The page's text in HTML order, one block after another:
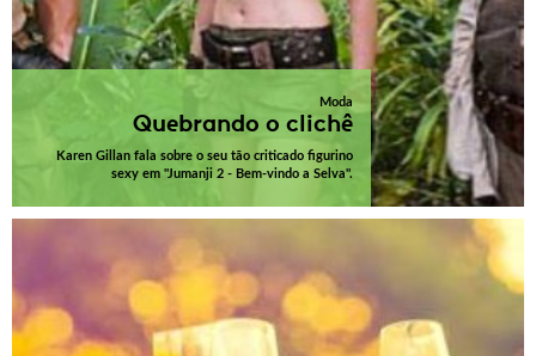
Moda
Quebrando o clichê
Karen Gillan fala sobre o seu tão criticado figurino
sexy em "Jumanji 2 - Bem-vindo a Selva".